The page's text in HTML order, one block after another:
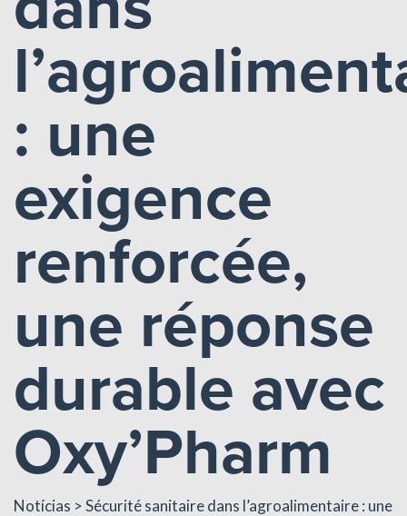
: une
exigence
renforcée,
une réponse
durable avec
Oxy’Pharm
Notícias > Sécurité sanitaire dans l’agroalimentaire : une